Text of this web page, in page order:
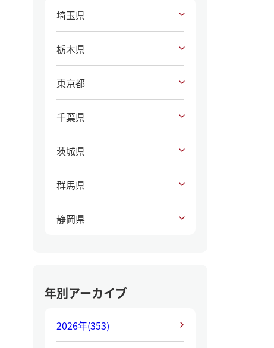
埼玉県
栃木県
東京都
千葉県
茨城県
群馬県
静岡県
年別アーカイブ
2026年(353)